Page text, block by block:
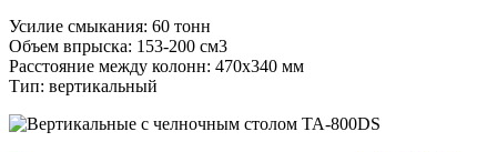
Усилие смыкания: 60 тонн
Объем впрыска: 153-200 см3
Расстояние между колонн: 470х340 мм
Тип: вертикальный